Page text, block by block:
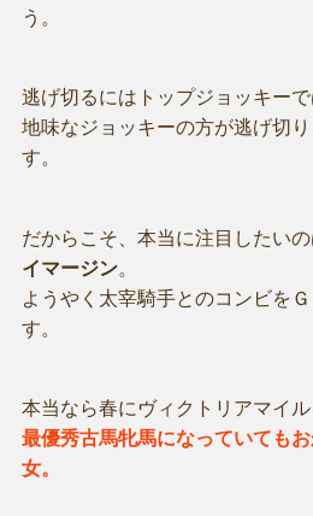
う。
逃げ切るにはトップジョッキーで
地味なジョッキーの方が逃げ切
す。
だからこそ、本当に注目したい
イマージン。
ようやく太宰騎手とのコンビを
す。
本当なら春にヴィクトリアマイル
最優秀古馬牝馬になっていても
女。